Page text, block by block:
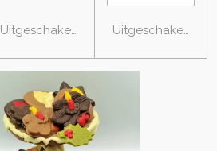
Uitgeschakeld Uitgeschakeld